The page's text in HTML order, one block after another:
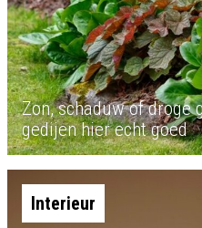
Zon, schaduw of droge
gedijen hier echt goed
Interieur